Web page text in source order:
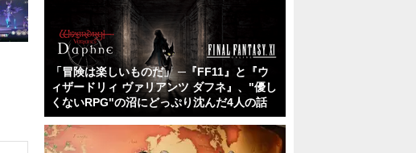
「冒険は楽しいものだ」 ─『FF11』と『ウ
ィザードリィ ヴァリアンツ ダフネ』、"優し
くないRPG"の沼にどっぷり沈んだ4人の話